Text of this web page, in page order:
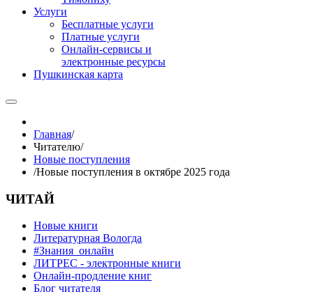
Услуги
Бесплатные услуги
Платные услуги
Онлайн-сервисы и
электронные ресурсы
Пушкинская карта
Главная/
Читателю/
Новые поступления
/Новые поступления в октябре 2025 года
ЧИТАЙ
Новые книги
Литературная Вологда
#Знания_онлайн
ЛИТРЕС - электронные книги
Онлайн-продление книг
Блог читателя